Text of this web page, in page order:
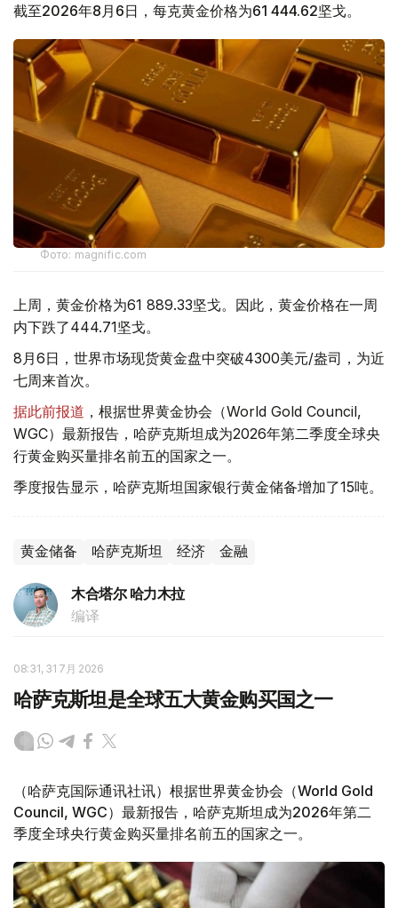
截至2026年8月6日，每克黄金价格为61 444.62坚戈。
Фото: magnific.com
上周，黄金价格为61 889.33坚戈。因此，黄金价格在一周
内下跌了444.71坚戈。
8月6日，世界市场现货黄金盘中突破4300美元/盎司，为近
七周来首次。
据此前报道 ，根据世界黄金协会（World Gold Council,
WGC）最新报告，哈萨克斯坦成为2026年第二季度全球央
行黄金购买量排名前五的国家之一。
季度报告显示，哈萨克斯坦国家银行黄金储备增加了15吨。
黄金储备 哈萨克斯坦 经济 金融
木合塔尔 哈力木拉
编译
08:31, 31 7月 2026
哈萨克斯坦是全球五大黄金购买国之一
（哈萨克国际通讯社讯）根据世界黄金协会（World Gold
Council, WGC）最新报告，哈萨克斯坦成为2026年第二
季度全球央行黄金购买量排名前五的国家之一。